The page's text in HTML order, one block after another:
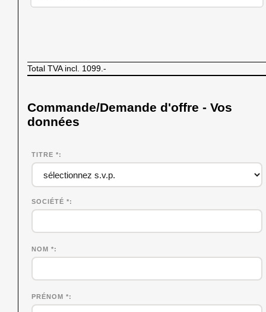
Total TVA incl. 1099.-
Commande/Demande d'offre - Vos
données
TITRE *
SOCIÉTÉ *
NOM *
PRÉNOM *